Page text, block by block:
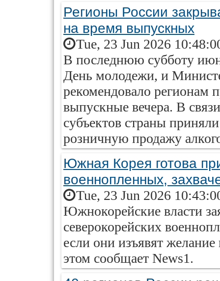
Регионы России
на время выпускных
Tue, 23 Jun 2026
В последнюю субботу
День молодежи, и
рекомендовало регионам
выпускные вечера. В
субъектов страны
розничную продажу
Южная Корея готова
военнопленных,
Tue, 23 Jun 2026
Южнокорейские власти
северокорейских
если они изъявят
этом сообщает News1.